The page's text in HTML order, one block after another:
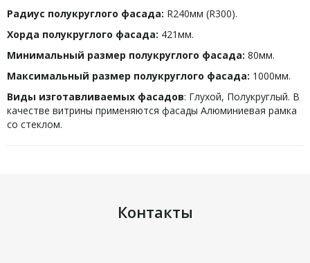
Радиус полукруглого фасада: R240мм (R300).
Хорда полукруглого фасада: 421мм.
Минимальный размер полукруглого фасада: 80мм.
Максимальный размер полукруглого фасада: 1000мм.
Виды изготавливаемых фасадов: Глухой, Полукруглый. В
качестве витрины применяются фасады Алюминиевая рамка
со стеклом.
Контакты